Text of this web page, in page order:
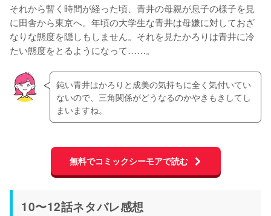
それから暫く時間が経った頃、青井の母親が息子の様子を見
に田舎から東京へ。年頃の大学生な青井は母嫌に対しておざ
なりな態度を隠しもしません。それを見たかろりは青井に冷
たい態度をとるようになって……。
鈍い青井はかろりと成美の気持ちに全く気付いてい
ないので、三角関係がどうなるのかやきもきしてし
まいますね。
無料でコミックシーモアで読む
10〜12話ネタバレ感想